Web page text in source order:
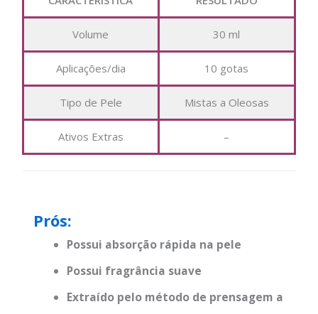
Volume 30 ml
Aplicações/dia 10 gotas
Tipo de Pele Mistas a Oleosas
Ativos Extras –
Prós:
Possui absorção rápida na pele
Possui fragrância suave
Extraído pelo método de prensagem a